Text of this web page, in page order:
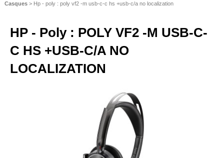
Casques> Hp - poly : poly vf2 -m usb-c-c hs +usb-c/a no localization
HP - Poly : POLY VF2 -M USB-C-
C HS +USB-C/A NO
LOCALIZATION